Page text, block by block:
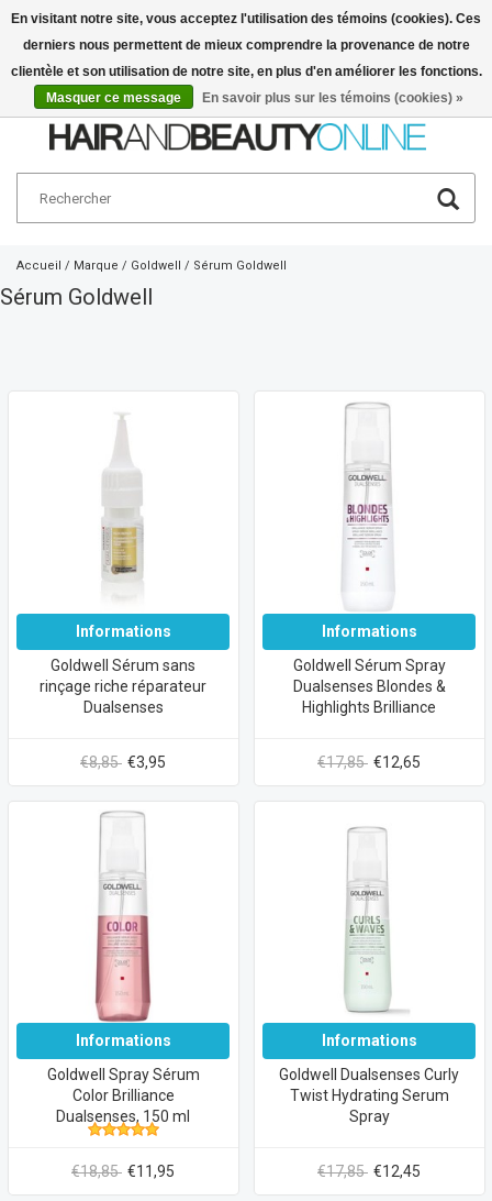
Français
Accueil / Marque / Goldwell / Sérum Goldwell
Sérum Goldwell
Informations
Goldwell Sérum sans
rinçage riche réparateur
Dualsenses
€8,85 €3,95
Informations
Goldwell Sérum Spray
Dualsenses Blondes &
Highlights Brilliance
€17,85 €12,65
Informations
Goldwell Spray Sérum
Color Brilliance
Dualsenses, 150 ml
€18,85 €11,95
Informations
Goldwell Dualsenses Curly
Twist Hydrating Serum
Spray
€17,85 €12,45
En visitant notre site, vous acceptez l'utilisation des témoins (cookies). Ces
derniers nous permettent de mieux comprendre la provenance de notre
clientèle et son utilisation de notre site, en plus d'en améliorer les fonctions.
Masquer ce message
En savoir plus sur les témoins (cookies) »